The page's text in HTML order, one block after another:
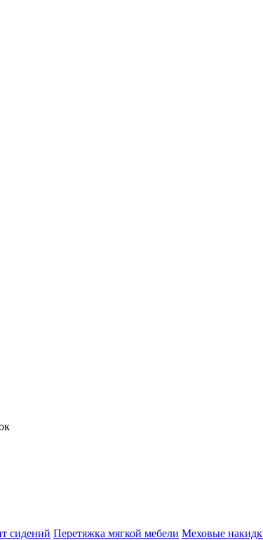
сидений Перетяжка мягкой мебели Меховые